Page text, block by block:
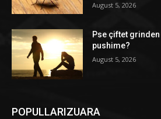
August 5, 2026
Pse çiftet
pushime?
August 5, 2026
POPULLARIZUARA